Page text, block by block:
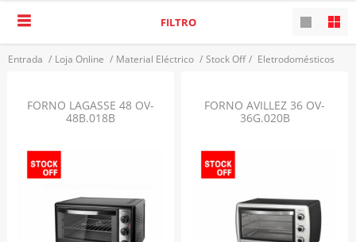
Entrada / Loja Online / Material Eléctrico / Stock Off / Eletrodomésticos
FILTRO
FORNO LAGASSE 48 OV-
48B.018B
FORNO AVILLEZ 36 OV-
36G.020B